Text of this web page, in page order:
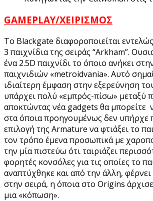
GAMEPLAY/ΧΕΙΡΙΣΜΟΣ
To Blackgate διαφοροποιείται
3 παιχνίδια της σειράς “Arkham”.
ένα 2.5D παιχνίδι το όποιο ανήκει
παιχνιδιών «metroidvania». Αυτό
ιδιαίτερη έμφαση στην εξερεύνηση
υπάρχει πολύ «εμπρός-πίσω» μεταξύ
αποκτώντας νέα gadgets θα μπορείτε
στα όποια προηγουμένως δεν υπήρχε
επιλογή της Armature να φτιάξει το
τον τρόπο έμενα προσωπικά με
την μία πιστεύω ότι ταιριάζει
φορητές κονσόλες για τις οποίες το
αναπτύχθηκε και από την άλλη, φέρνει
στην σειρά, η όποια στο Origins
μια «κόπωση».